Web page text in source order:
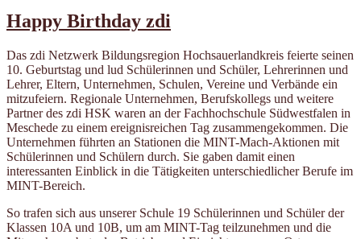
Happy Birthday zdi
Das zdi Netzwerk Bildungsregion Hochsauerlandkreis feierte seinen
10. Geburtstag und lud Schülerinnen und Schüler, Lehrerinnen und
Lehrer, Eltern, Unternehmen, Schulen, Vereine und Verbände ein
mitzufeiern. Regionale Unternehmen, Berufskollegs und weitere
Partner des zdi HSK waren an der Fachhochschule Südwestfalen in
Meschede zu einem ereignisreichen Tag zusammengekommen. Die
Unternehmen führten an Stationen die MINT-Mach-Aktionen mit
Schülerinnen und Schülern durch. Sie gaben damit einen
interessanten Einblick in die Tätigkeiten unterschiedlicher Berufe im
MINT-Bereich.
So trafen sich aus unserer Schule 19 Schülerinnen und Schüler der
Klassen 10A und 10B, um am MINT-Tag teilzunehmen und die